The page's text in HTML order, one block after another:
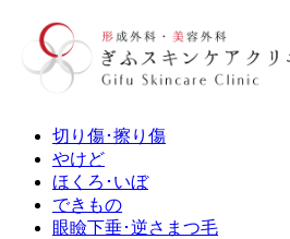
切り傷･擦り傷
やけど
ほくろ･いぼ
できもの
眼瞼下垂･逆さまつ毛